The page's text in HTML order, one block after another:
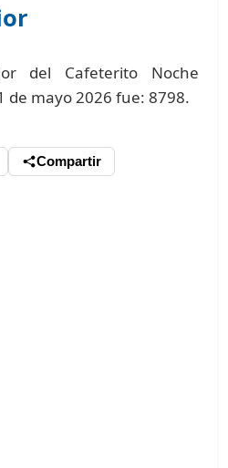
del Cafeterito Noche
de mayo 2026 fue: 8798.
Compartir